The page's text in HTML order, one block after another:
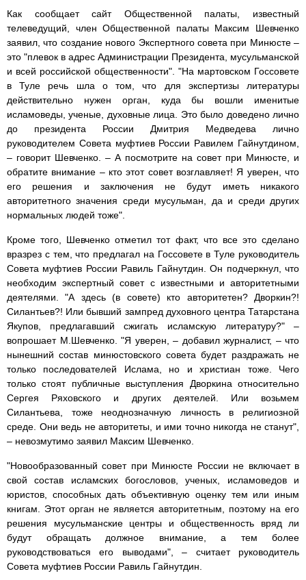
Как сообщает сайт Общественной палаты, известный
телеведущий, член Общественной палаты Максим Шевченко
заявил, что создание нового Экспертного совета при Минюсте –
это "плевок в адрес Администрации Президента, мусульманской
и всей российской общественности". "На мартовском Госсовете
в Туле речь шла о том, что для экспертизы литературы
действительно нужен орган, куда бы вошли именитые
исламоведы, ученые, духовные лица. Это было доведено лично
до президента России Дмитрия Медведева лично
руководителем Совета муфтиев России Равилем Гайнутдином,
– говорит Шевченко. – А посмотрите на совет при Минюсте, и
обратите внимание – кто этот совет возглавляет! Я уверен, что
его решения и заключения не будут иметь никакого
авторитетного значения среди мусульман, да и среди других
нормальных людей тоже".
Кроме того, Шевченко отметил тот факт, что все это сделано
вразрез с тем, что предлагал на Госсовете в Туле руководитель
Совета муфтиев России Равиль Гайнутдин. Он подчеркнул, что
необходим экспертный совет с известными и авторитетными
деятелями. "А здесь (в совете) кто авторитетен? Дворкин?!
Силантьев?! Или бывший зампред духовного центра Татарстана
Якупов, предлагавший сжигать исламскую литературу?" –
вопрошает М.Шевченко. "Я уверен, – добавил журналист, – что
нынешний состав минюстовского совета будет раздражать не
только последователей Ислама, но и христиан тоже. Чего
только стоят публичные выступления Дворкина относительно
Сергея Ряховского и других деятелей. Или возьмем
Силантьева, тоже неоднозначную личность в религиозной
среде. Они ведь не авторитеты, и ими точно никогда не станут",
– невозмутимо заявил Максим Шевченко.
"Новообразованный совет при Минюсте России не включает в
свой состав исламских богословов, ученых, исламоведов и
юристов, способных дать объективную оценку тем или иным
книгам. Этот орган не является авторитетным, поэтому на его
решения мусульманские центры и общественность вряд ли
будут обращать должное внимание, а тем более
руководствоваться его выводами", – считает руководитель
Совета муфтиев России Равиль Гайнутдин.